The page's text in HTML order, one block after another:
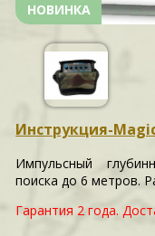
НОВИНКА
Инструкция-
Импульсный
поиска до 6 метров.
Гарантия 2 года.